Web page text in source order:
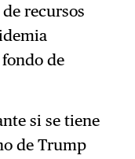
recursos
de
si se tiene
de Trump